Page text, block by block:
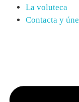
La voluteca
Contacta y